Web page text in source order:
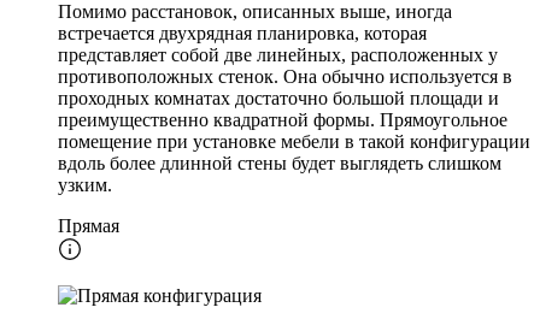
Помимо расстановок, описанных выше, иногда
встречается двухрядная планировка, которая
представляет собой две линейных, расположенных у
противоположных стенок. Она обычно используется в
проходных комнатах достаточно большой площади и
преимущественно квадратной формы. Прямоугольное
помещение при установке мебели в такой конфигурации
вдоль более длинной стены будет выглядеть слишком
узким.
Прямая